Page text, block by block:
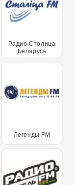
Радио Столица
Беларусь
Легенды FM